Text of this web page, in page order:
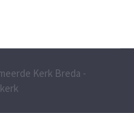
Kerk Breda -